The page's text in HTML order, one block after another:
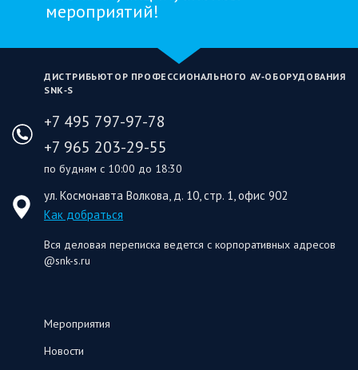
мероприятий!
ДИСТРИБЬЮТОР ПРОФЕССИОНАЛЬНОГО AV‑ОБОРУДОВАНИЯ
SNK‑S
+7 495 797-97-78
+7 965 203-29-55
по будням с 10:00 до 18:30
ул. Космонавта Волкова, д. 10, стр. 1, офис 902
Как добраться
Вся деловая переписка ведется с корпоративных адресов
@snk-s.ru
Мероприятия
Новости